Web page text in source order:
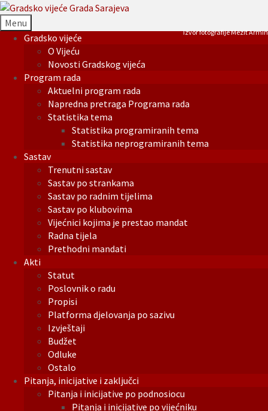
Menu
Gradsko vijeće
O Vijeću
Novosti Gradskog vijeća
Program rada
Aktuelni program rada
Napredna pretraga Programa rada
Statistika tema
Statistika programiranih tema
Statistika neprogramiranih tema
Sastav
Trenutni sastav
Sastav po strankama
Sastav po radnim tijelima
Sastav po klubovima
Vijećnici kojima je prestao mandat
Radna tijela
Prethodni mandati
Akti
Statut
Poslovnik o radu
Propisi
Platforma djelovanja po sazivu
Izvještaji
Budžet
Odluke
Ostalo
Pitanja, inicijative i zaključci
Pitanja i inicijative po podnosiocu
Pitanja i inicijative po vijećniku
Izvor fotografije Mezit Armin